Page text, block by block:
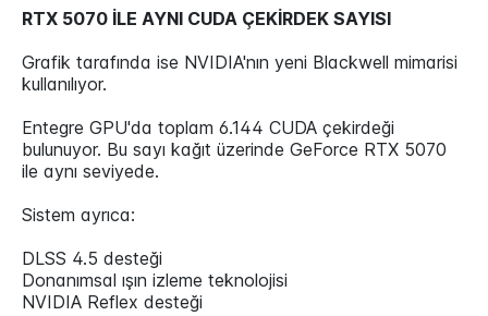
RTX 5070 İLE AYNI CUDA ÇEKİRDEK SAYISI
Grafik tarafında ise NVIDIA'nın yeni Blackwell mimarisi
kullanılıyor.
Entegre GPU'da toplam 6.144 CUDA çekirdeği
bulunuyor. Bu sayı kağıt üzerinde GeForce RTX 5070
ile aynı seviyede.
Sistem ayrıca:
DLSS 4.5 desteği
Donanımsal ışın izleme teknolojisi
NVIDIA Reflex desteği